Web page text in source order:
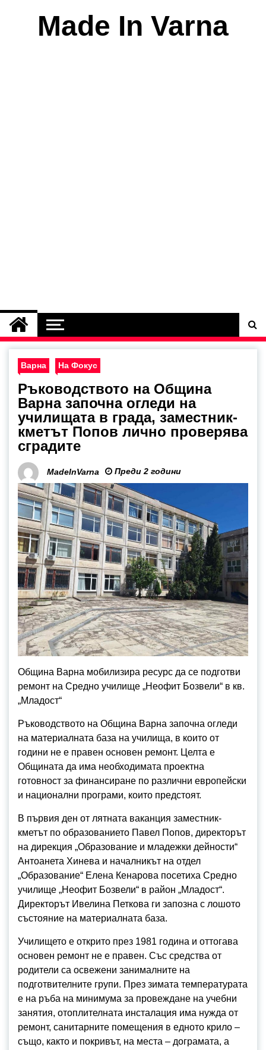
Made In Varna
Варна На Фокус
Ръководството на Община
Варна започна огледи на
училищата в града, заместник-
кметът Попов лично проверява
сградите
MadeInVarna Преди 2 години
Община Варна мобилизира ресурс да се подготви
ремонт на Средно училище „Неофит Бозвели“ в кв.
„Младост“
Ръководството на Община Варна започна огледи
на материалната база на училища, в които от
години не е правен основен ремонт. Целта е
Общината да има необходимата проектна
готовност за финансиране по различни европейски
и национални програми, които предстоят.
В първия ден от лятната ваканция заместник-
кметът по образованието Павел Попов, директорът
на дирекция „Образование и младежки дейности“
Антоанета Хинева и началникът на отдел
„Образование“ Елена Кенарова посетиха Средно
училище „Неофит Бозвели“ в район „Младост“.
Директорът Ивелина Петкова ги запозна с лошото
състояние на материалната база.
Училището е открито през 1981 година и оттогава
основен ремонт не е правен. Със средства от
родители са освежени занималните на
подготвителните групи. През зимата температурата
е на ръба на минимума за провеждане на учебни
занятия, отоплителната инсталация има нужда от
ремонт, санитарните помещения в едното крило –
също, както и покривът, на места – дограмата, а